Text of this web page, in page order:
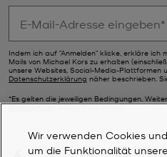
Indem ich auf "Anmelden" klicke, erkläre
Mails von Michael Kors zu erhalten
unsere Websites, Social-Media-Plattformen
Datenschutzerklärung näher beschrieben.
*Es gelten die jeweiligen Bedingungen.
Bedingungendieses Programms.
Wir verwenden Cookies
um die Funktionalität